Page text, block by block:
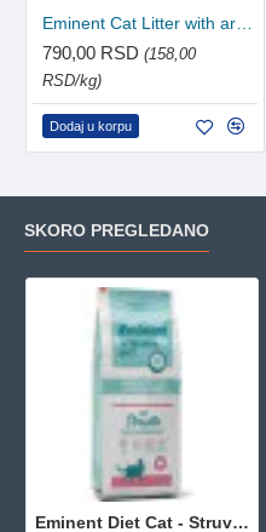
790,00 RSD (158,00
RSD/kg)
Dodaj u korpu
SKORO PREGLEDANO
Eminent Diet Cat - Struvite 2.5kg